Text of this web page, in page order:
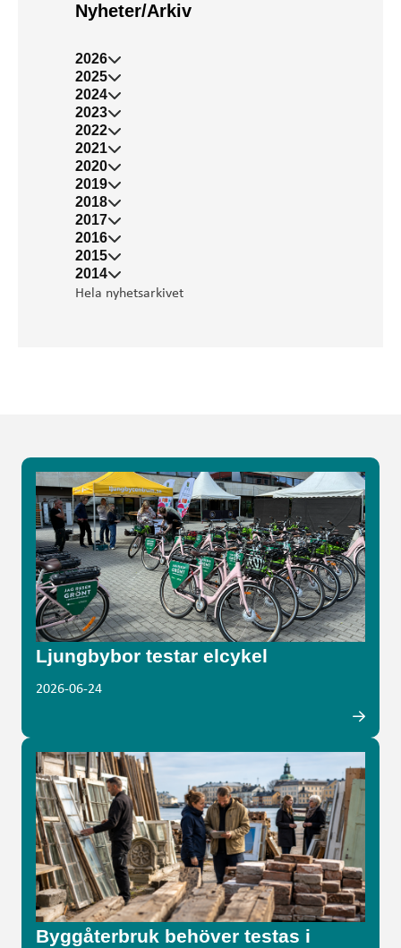
Nyheter/Arkiv
2026
2025
2024
2023
2022
2021
2020
2019
2018
2017
2016
2015
2014
Hela nyhetsarkivet
Ljungbybor testar elcykel
2026-06-24
Byggåterbruk behöver testas i